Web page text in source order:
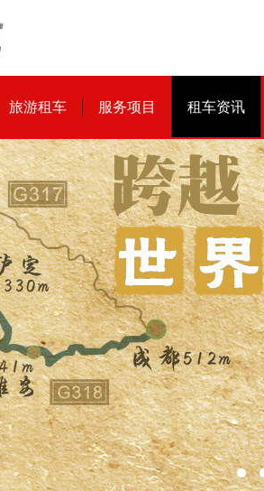
旅游租车 服务项目 租车资讯